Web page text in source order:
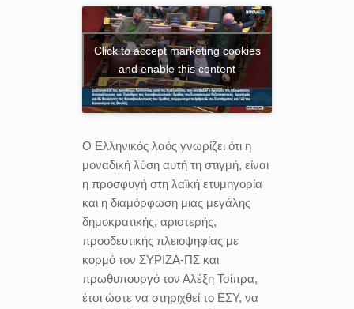
Click to accept marketing cookies
and enable this content
Ο Ελληνικός λαός γνωρίζει ότι η
μοναδική λύση αυτή τη στιγμή, είναι
η προσφυγή στη λαϊκή ετυμηγορία
και η διαμόρφωση μιας μεγάλης
δημοκρατικής, αριστερής,
προοδευτικής πλειοψηφίας με
κορμό τον ΣΥΡΙΖΑ-ΠΣ και
πρωθυπουργό τον Αλέξη Τσίπρα,
έτσι ώστε να στηριχθεί το ΕΣΥ, να